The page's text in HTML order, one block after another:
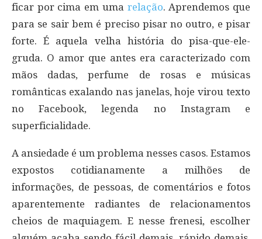
ficar por cima em uma relação. Aprendemos que
para se sair bem é preciso pisar no outro, e pisar
forte. É aquela velha história do pisa-que-ele-
gruda. O amor que antes era caracterizado com
mãos dadas, perfume de rosas e músicas
românticas exalando nas janelas, hoje virou texto
no Facebook, legenda no Instagram e
superficialidade.
A ansiedade é um problema nesses casos. Estamos
expostos cotidianamente a milhões de
informações, de pessoas, de comentários e fotos
aparentemente radiantes de relacionamentos
cheios de maquiagem. E nesse frenesi, escolher